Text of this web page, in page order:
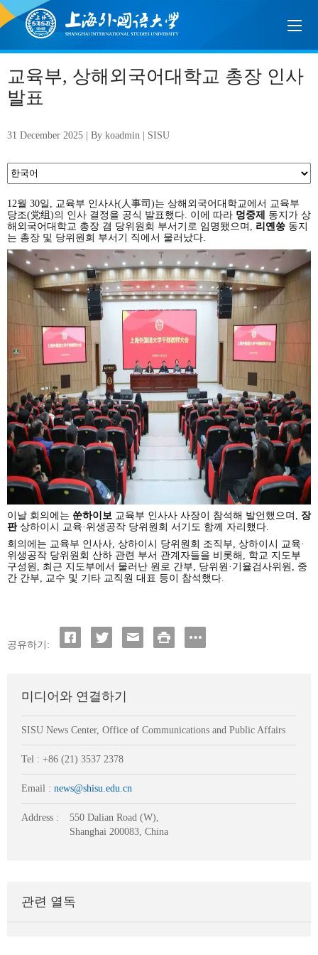
교육부, 상해외국어대학교 총장 인사
발표
31 December 2025 | By koadmin | SISU
12월 30일, 교육부 인사사(人事司)는 상해외국어대학교에서 교육부
당조(党组)의 인사 결정을 공식 발표했다. 이에 따라 멍중제
동지가 상
해외국어대학교 총장 겸 당위원회 부서기로 임명됐으며, 리옌쑹 동지
는 총장 및 당위원회 부서기 직에서 물러났다.
이날 회의에는 쑨하이보 교육부 인사사 사장이 참석해 발언했으며, 장
판상하이시 교육·위생공작 당위원회 서기도 함께 자리했다.
회의에는 교육부 인사사, 상하이시 당위원회 조직부, 상하이시 교육·
위생공작 당위원회 산하 관련 부서 관계자들을 비롯해, 학교 지도부
구성원, 최근 지도부에서 물러난 원로 간부, 당위원·기율검사위원, 중
간 간부, 교수 및 기타 교직원 대표 등이 참석했다.
공유하기:
미디어와 연결하기
SISU News Center, Office of Communications and Public Affairs
Tel : +86 (21) 3537 2378
Email : news@shisu.edu.cn
Address :
550 Dalian Road (W),
Shanghai 200083, China
관련 열독